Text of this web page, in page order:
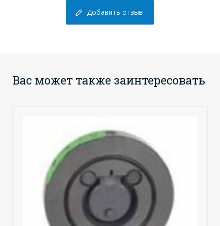
Добавить отзыв
Вас может также заинтересовать